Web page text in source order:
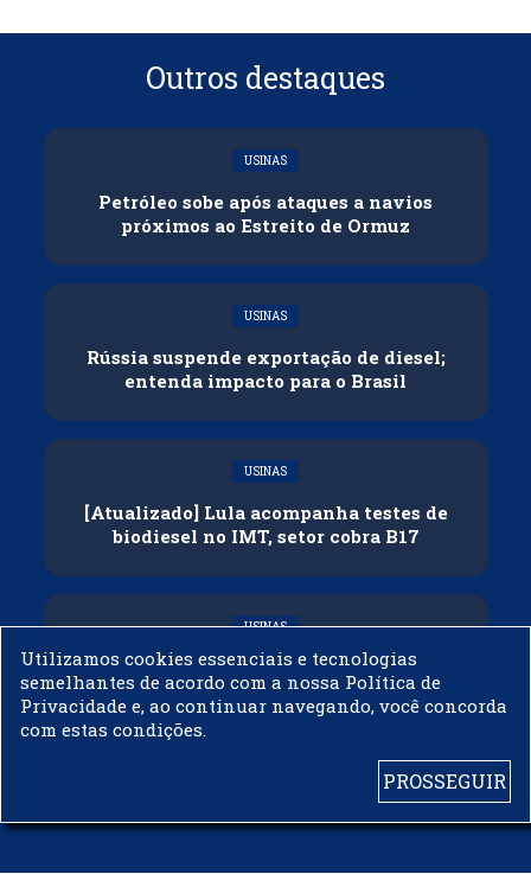
Outros destaques
USINAS
Petróleo sobe após ataques a navios
próximos ao Estreito de Ormuz
USINAS
Rússia suspende exportação de diesel;
entenda impacto para o Brasil
USINAS
[Atualizado] Lula acompanha testes de
biodiesel no IMT, setor cobra B17
USINAS
Governo adia reunião sobre mistura de
etanol na gasolina
Utilizamos cookies essenciais e tecnologias
semelhantes de acordo com a nossa Política de
Privacidade e, ao continuar navegando, você concorda
com estas condições.
PROSSEGUIR